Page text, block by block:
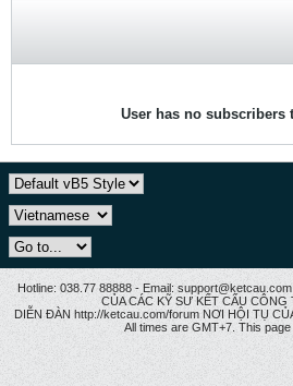
User has no subscribers
Hotline: 038.77 88888 - Email:
CỦA CÁC KỸ SƯ KẾT CẤU CÔNG
DIỄN ĐÀN http://ketcau.com/forum NƠI HỘI TỤ
All times are GMT+7. This